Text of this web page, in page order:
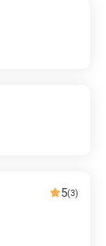
5(3)